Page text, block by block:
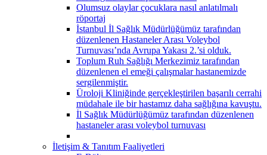
Olumsuz olaylar çocuklara nasıl anlatılmalı
röportaj
İstanbul İl Sağlık Müdürlüğümüz tarafından
düzenlenen Hastaneler Arası Voleybol
Turnuvası’nda Avrupa Yakası 2.’si olduk.
Toplum Ruh Sağlığı Merkezimiz tarafından
düzenlenen el emeği çalışmalar hastanemizde
sergilenmiştir.
Üroloji Kliniğinde gerçekleştirilen başarılı cerrahi
müdahale ile bir hastamız daha sağlığına kavuştu.
İl Sağlık Müdürlüğümüz tarafından düzenlenen
hastaneler arası voleybol turnuvası
İletişim & Tanıtım Faaliyetleri